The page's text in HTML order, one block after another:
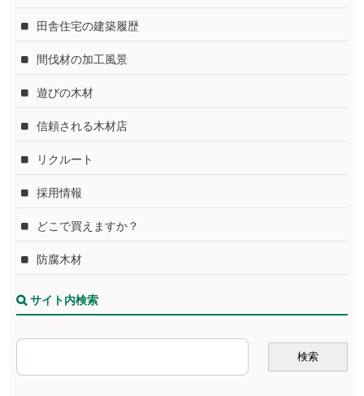
田舎住宅の建築履歴
間伐材の加工風景
遊びの木材
信頼される木材店
リクルート
採用情報
どこで買えますか？
防腐木材
サイト内検索